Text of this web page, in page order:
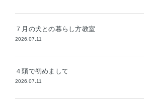
７月の犬との暮らし方教室
2026.07.11
４頭で初めまして
2026.07.11